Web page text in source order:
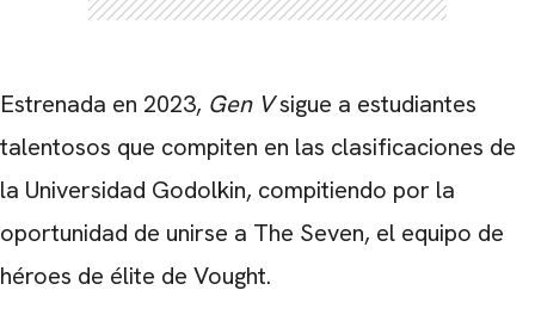
Estrenada en 2023, Gen Vsigue a estudiantes
talentosos que compiten en las clasificaciones de
la Universidad Godolkin, compitiendo por la
oportunidad de unirse a The Seven, el equipo de
héroes de élite de Vought.